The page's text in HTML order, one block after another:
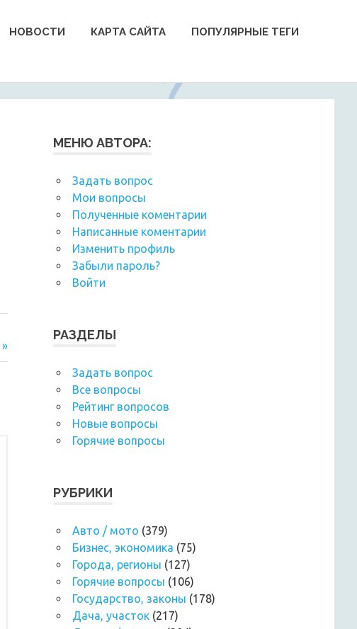
НОВОСТИ КАРТА САЙТА ПОПУЛЯРНЫЕ ТЕГИ
МЕНЮ АВТОРА:
Задать вопрос
Мои вопросы
Полученные коментарии
Написанные коментарии
Изменить профиль
Забыли пароль?
Войти
РАЗДЕЛЫ
Задать вопрос
Все вопросы
Рейтинг вопросов
Новые вопросы
Горячие вопросы
РУБРИКИ
Авто / мото (379)
Бизнес, экономика (75)
Города, регионы (127)
Горячие вопросы (106)
Государство, законы (178)
Дача, участок (217)